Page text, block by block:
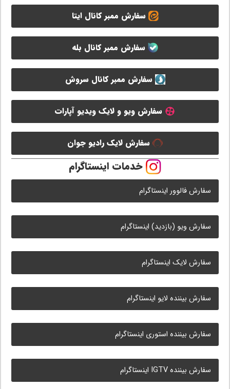
سفارش ممبر کانال ایتا
سفارش ممبر کانال بله
سفارش ممبر کانال سروش
سفارش ویو و لایک ویدیو آپارات
سفارش لایک رادیو جوان
خدمات اینستاگرام
سفارش فالوور اینستاگرام
سفارش ویو (بازدید) اینستاگرام
سفارش لایک اینستاگرام
سفارش بیننده لایو اینستاگرام
سفارش بیننده استوری اینستاگرام
سفارش بیننده IGTV اینستاگرام